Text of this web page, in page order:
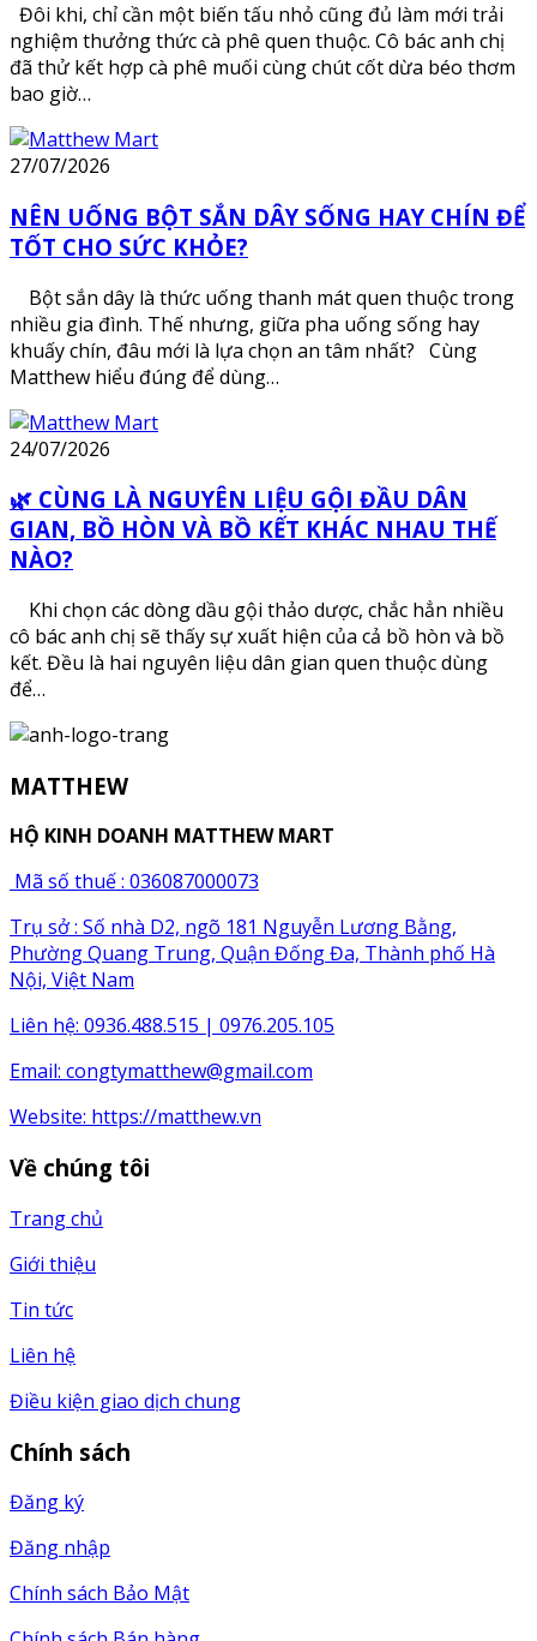
Đôi khi, chỉ cần một biến tấu nhỏ cũng đủ làm mới trải
nghiệm thưởng thức cà phê quen thuộc. Cô bác anh chị
đã thử kết hợp cà phê muối cùng chút cốt dừa béo thơm
bao giờ…
27/07/2026
NÊN UỐNG BỘT SẮN DÂY SỐNG HAY CHÍN ĐỂ
TỐT CHO SỨC KHỎE?
Bột sắn dây là thức uống thanh mát quen thuộc trong
nhiều gia đình. Thế nhưng, giữa pha uống sống hay
khuấy chín, đâu mới là lựa chọn an tâm nhất? Cùng
Matthew hiểu đúng để dùng…
24/07/2026
🌿 CÙNG LÀ NGUYÊN LIỆU GỘI ĐẦU DÂN
GIAN, BỒ HÒN VÀ BỒ KẾT KHÁC NHAU THẾ
NÀO?
Khi chọn các dòng dầu gội thảo dược, chắc hẳn nhiều
cô bác anh chị sẽ thấy sự xuất hiện của cả bồ hòn và bồ
kết. Đều là hai nguyên liệu dân gian quen thuộc dùng
để…
MATTHEW
HỘ KINH DOANH MATTHEW MART
Mã số thuế : 036087000073
Trụ sở : Số nhà D2, ngõ 181 Nguyễn Lương Bằng,
Phường Quang Trung, Quận Đống Đa, Thành phố Hà
Nội, Việt Nam
Liên hệ: 0936.488.515 | 0976.205.105
Email: congtymatthew@gmail.com
Website: https://matthew.vn
Về chúng tôi
Trang chủ
Giới thiệu
Tin tức
Liên hệ
Điều kiện giao dịch chung
Chính sách
Đăng ký
Đăng nhập
Chính sách Bảo Mật